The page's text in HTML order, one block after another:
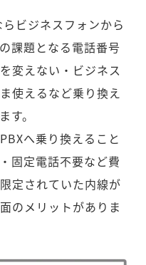
ビジネスフォンから
課題となる電話番号
変えない・ビジネス
使えるなど乗り換え
す。
へ乗り換えること
固定電話不要など費
定されていた内線が
のメリットがありま